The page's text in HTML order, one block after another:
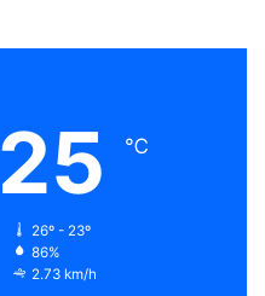
25 ℃
26º - 23º
86%
2.73 km/h